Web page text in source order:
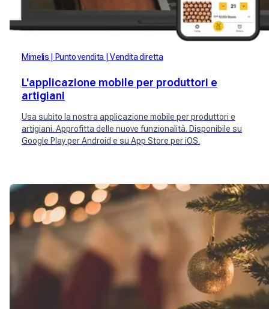
Mimelis Punto vendita Vendita diretta
L'applicazione mobile per produttori e
artigiani
Usa subito la nostra applicazione mobile per produttori e
artigiani. Approfitta delle nuove funzionalità. Disponibile su
Google Play per Android e su App Store per iOS.